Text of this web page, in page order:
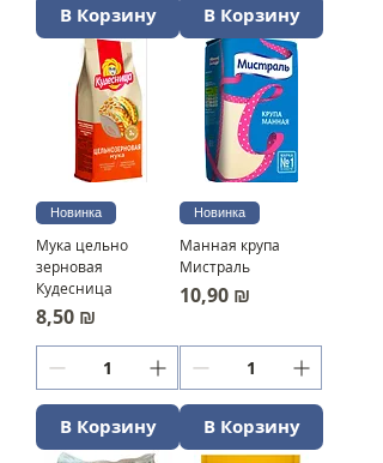
В Корзину В Корзину
Новинка
Мука цельно
зерновая
Кудесница
Цена
8,50 ₪
В Корзину
Новинка
Манная крупа
Мистраль
Цена
10,90 ₪
В Корзину